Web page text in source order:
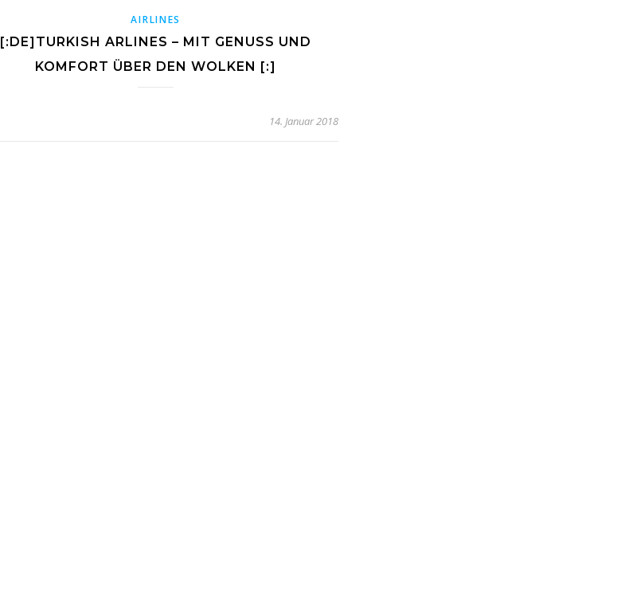
AIRLINES
[:DE]TURKISH ARLINES – MIT GENUSS UND
KOMFORT ÜBER DEN WOLKEN [:]
14. Januar 2018